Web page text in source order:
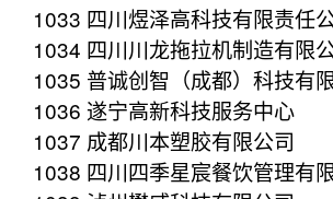
1033 四川煜泽高科技有限责任
1034 四川川龙拖拉机制造有限
1035 普诚创智（成都）科技有
1036 遂宁高新科技服务中心
1037 成都川本塑胶有限公司
1038 四川四季星宸餐饮管理有